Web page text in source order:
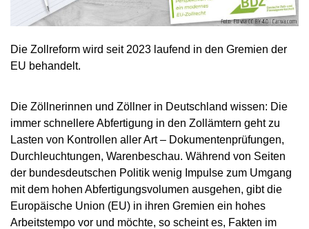
Die Zollreform wird seit 2023 laufend in den Gremien der
EU behandelt.
Die Zöllnerinnen und Zöllner in Deutschland wissen: Die
immer schnellere Abfertigung in den Zollämtern geht zu
Lasten von Kontrollen aller Art – Dokumentenprüfungen,
Durchleuchtungen, Warenbeschau. Während von Seiten
der bundesdeutschen Politik wenig Impulse zum Umgang
mit dem hohen Abfertigungsvolumen ausgehen, gibt die
Europäische Union (EU) in ihren Gremien ein hohes
Arbeitstempo vor und möchte, so scheint es, Fakten im